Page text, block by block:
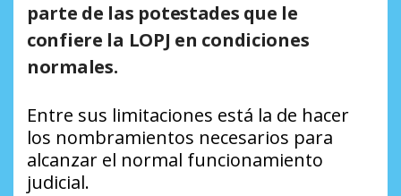
parte de las potestades que le
confiere la LOPJ en condiciones
normales.
Entre sus limitaciones está la de hacer
los nombramientos necesarios para
alcanzar el normal funcionamiento
judicial.